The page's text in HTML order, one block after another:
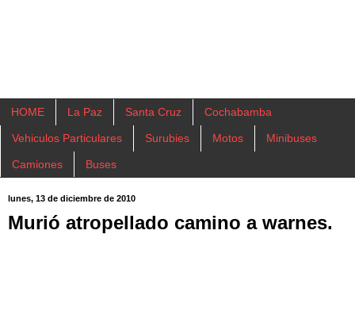
HOME La Paz Santa Cruz Cochabamba
Vehiculos Particulares Surubies Motos Minibuses
Camiones Buses
lunes, 13 de diciembre de 2010
Murió atropellado camino a warnes.